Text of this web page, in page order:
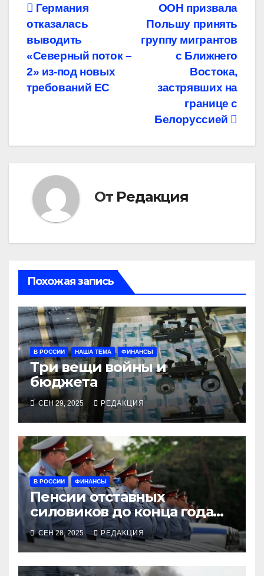
Навигация
по
записям
ООН призвала
Польшу принять
группу мигрантов
с Ближнего
Востока,
застрявших на
границе с
Белоруссией
Германия
отказалась
выводить
«Северный поток –
2» из-под новых
требований ЕС
От Редакция
Похожая запись
В РОССИИ НАША ТЕМА ФИНАНСЫ
Три вещи войны и
бюджета
СЕН 29, 2025 РЕДАКЦИЯ
В РОССИИ ФИНАНСЫ
Пенсии отставных
силовиков до конца года
повысятся вместе с
окладами действующих
СЕН 28, 2025 РЕДАКЦИЯ